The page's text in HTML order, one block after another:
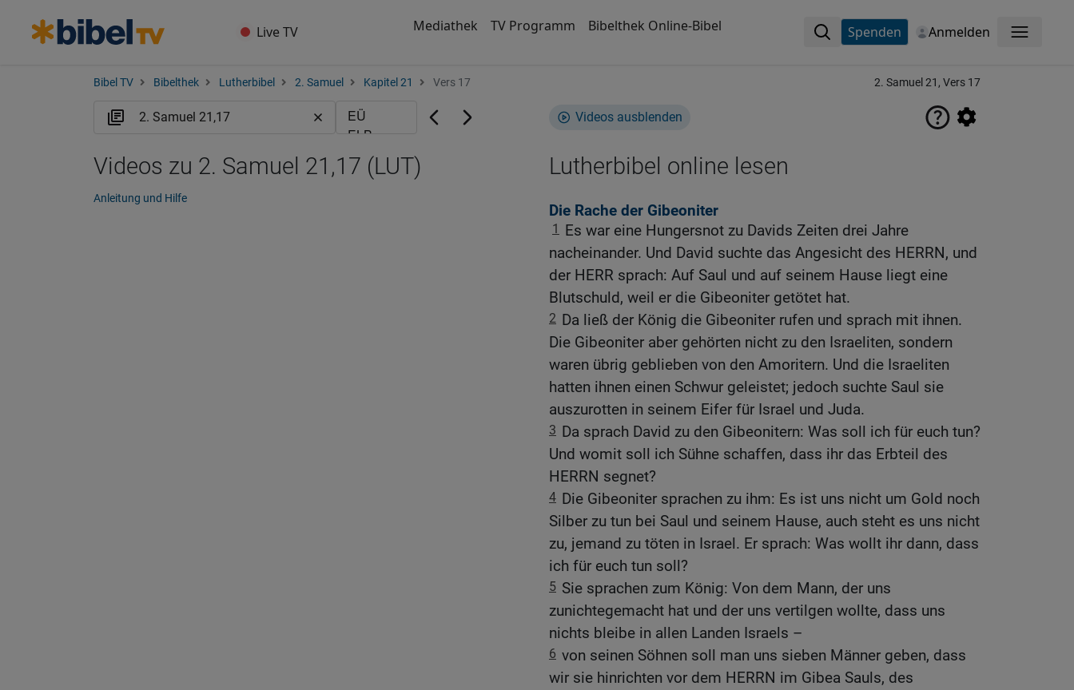
Live TV Mediathek TV Programm Bibelthek Online-Bibel Spenden Anmelden Menü
Bibel TV Bibelthek Lutherbibel 2. Samuel Kapitel 21 Vers 17 2. Samuel 21, Vers 17
Videos ausblenden
Lutherbibel online lesen
Die Rache der Gibeoniter
1
Es war eine Hungersnot zu Davids Zeiten drei Jahre
nacheinander. Und David suchte das Angesicht des HERRN, und
der HERR sprach: Auf Saul und auf seinem Hause liegt eine
Blutschuld, weil er die Gibeoniter getötet hat.
2 Da ließ der König die Gibeoniter rufen und sprach mit ihnen.
Die Gibeoniter aber gehörten nicht zu den Israeliten, sondern
waren übrig geblieben von den Amoritern. Und die Israeliten
hatten ihnen einen Schwur geleistet; jedoch suchte Saul sie
auszurotten in seinem Eifer für Israel und Juda.
3 Da sprach David zu den Gibeonitern: Was soll ich für euch tun?
Und womit soll ich Sühne schaffen, dass ihr das Erbteil des
HERRN segnet?
4 Die Gibeoniter sprachen zu ihm: Es ist uns nicht um Gold noch
Silber zu tun bei Saul und seinem Hause, auch steht es uns nicht
zu, jemand zu töten in Israel. Er sprach: Was wollt ihr dann, dass
ich für euch tun soll?
5 Sie sprachen zum König: Von dem Mann, der uns
zunichtegemacht hat und der uns vertilgen wollte, dass uns
nichts bleibe in allen Landen Israels –
6 von seinen Söhnen soll man uns sieben Männer geben, dass
wir sie hinrichten vor dem HERRN im Gibea Sauls, des
Videos zu 2. Samuel 21,17 (LUT)
Anleitung und Hilfe